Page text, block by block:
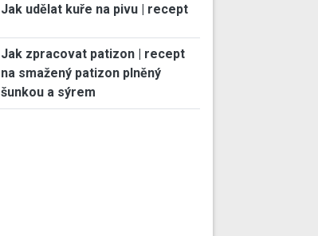
Jak udělat kuře na pivu | recept
Jak zpracovat patizon | recept
na smažený patizon plněný
šunkou a sýrem